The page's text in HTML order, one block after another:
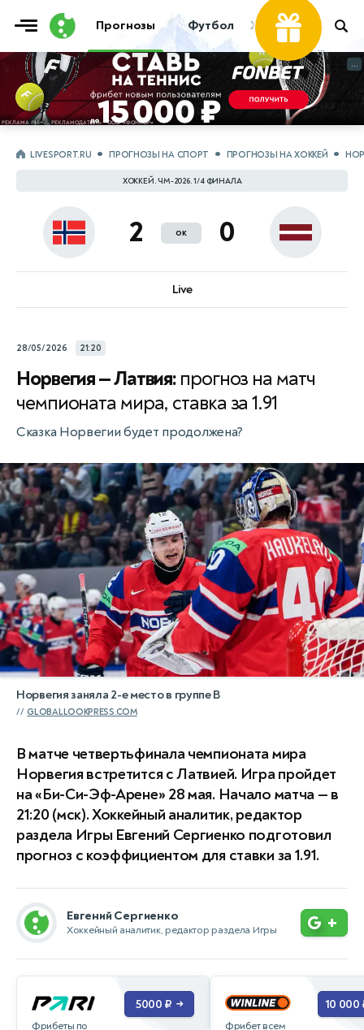
Прогнозы Футбол Хоккей Теннис
Фрибет
...
...
LIVESPORT.RU ПРОГНОЗЫ НА СПОРТ ПРОГНОЗЫ НА ХОККЕЙ
ХОККЕЙ. ЧМ-2026. 1/4 ФИНАЛА
2 ок 0
Live
28/05/2026 21:20
Норвегия — Латвия: прогноз на матч
чемпионата мира, ставка за 1.91
Сказка Норвегии будет продолжена?
Норвегия заняла 2-е место в группе В
GLOBALLOOKPRESS.COM
В матче четвертьфинала чемпионата мира
Норвегия встретится с Латвией. Игра пройдет
на «Би-Си-Эф-Арене» 28 мая. Начало матча — в
21:20 (мск). Хоккейный аналитик, редактор
раздела Игры Евгений Сергиенко подготовил
прогноз с коэффициентом для ставки за 1.91.
Евгений Сергиенко
Хоккейный аналитик, редактор раздела Игры +
Фрибеты по
5000 ₽ →
Фрибет всем
10 000